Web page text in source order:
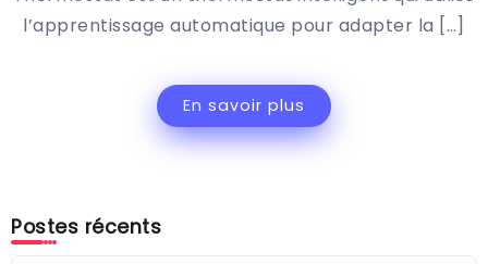
l’apprentissage automatique pour adapter la […]
En savoir plus
Postes récents